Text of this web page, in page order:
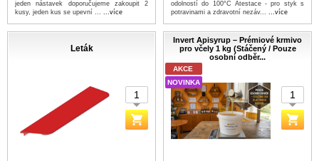
jeden nástavek doporučujeme zakoupit 2
kusy, jeden kus se upevní ... ...více
odolností do 100°C Atestace - pro styk s
potravinami a zdravotní nezáv... ...více
Leták
Invert Apisyrup – Prémiové krmivo
pro včely 1 kg (Stáčený / Pouze
osobní odběr...
AKCE
NOVINKA